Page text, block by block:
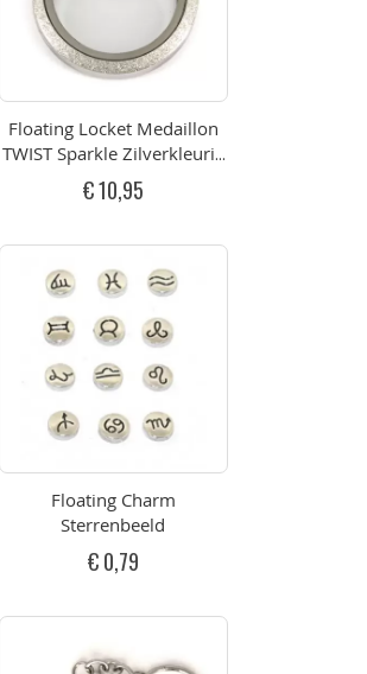
Floating Locket Medaillon
TWIST Sparkle Zilverkleurig
30mm RVS
€ 10,95
Floating Charm
Sterrenbeeld
€ 0,79